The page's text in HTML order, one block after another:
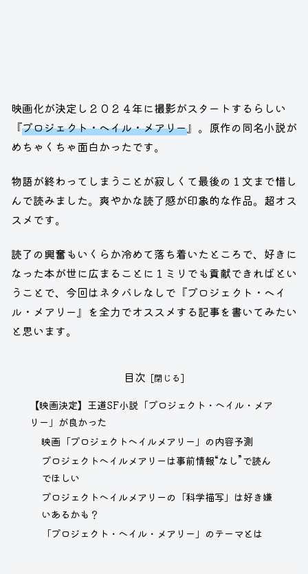
映画化が決定し２０２４年に撮影がスタートするらしい
『プロジェクト・ヘイル・メアリー』。原作の同名小説が
めちゃくちゃ面白かったです。
物語が終わってしまうことが寂しくて最後の１文まで惜し
んで読みました。爽やかな読了感が印象的な作品。超オス
スメです。
読了の興奮もいくらか冷めて落ち着いたところで、好きに
なった本が世に広まることに１ミリでも貢献できればとい
うことで、今回はネタバレなしで『プロジェクト・ヘイ
ル・メアリー』を全力でオススメする記事を書いてみたい
と思います。
目次
【映画決定】王道SF小説「プロジェクト・ヘイル・メア
リー」が良かった
映画「プロジェクトヘイルメアリー」の内容予測
プロジェクトヘイルメアリーは事前情報“なし”で読ん
でほしい
プロジェクトヘイルメアリーの「科学描写」は好き嫌
いあるかも？
「プロジェクト・ヘイル・メアリー」のテーマとは